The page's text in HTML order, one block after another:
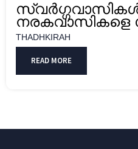
നരകവാസികളെ
THADHKIRAH
READ MORE